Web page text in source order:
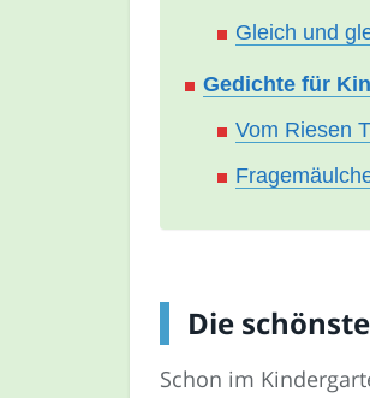
Gleich und
Gedichte für
Vom Riesen
Die
Schon im